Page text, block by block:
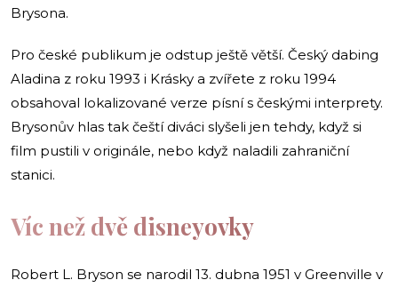
Brysona.
Pro české publikum je odstup ještě větší. Český dabing
Aladina z roku 1993 i Krásky a zvířete z roku 1994
obsahoval lokalizované verze písní s českými interprety.
Brysonův hlas tak čeští diváci slyšeli jen tehdy, když si
film pustili v originále, nebo když naladili zahraniční
stanici.
Víc než dvě disneyovky
Robert L. Bryson se narodil 13. dubna 1951 v Greenville v